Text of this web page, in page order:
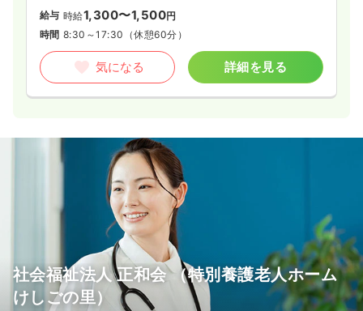
給与 時給1,300〜1,500円
時間 8:30～17:30 （休憩60分）
気になる 詳細を見る
社会福祉法人 正和会 （特別養護老人ホーム
けしごの里）